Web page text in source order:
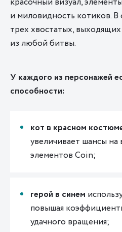
и миловидность котиков.
трех хвостатых,
из любой битвы.
У каждого из персонажей
способности:
кот в красном
увеличивает шансы
элементов Coin;
герой в синем
повышая
удачного вращения;